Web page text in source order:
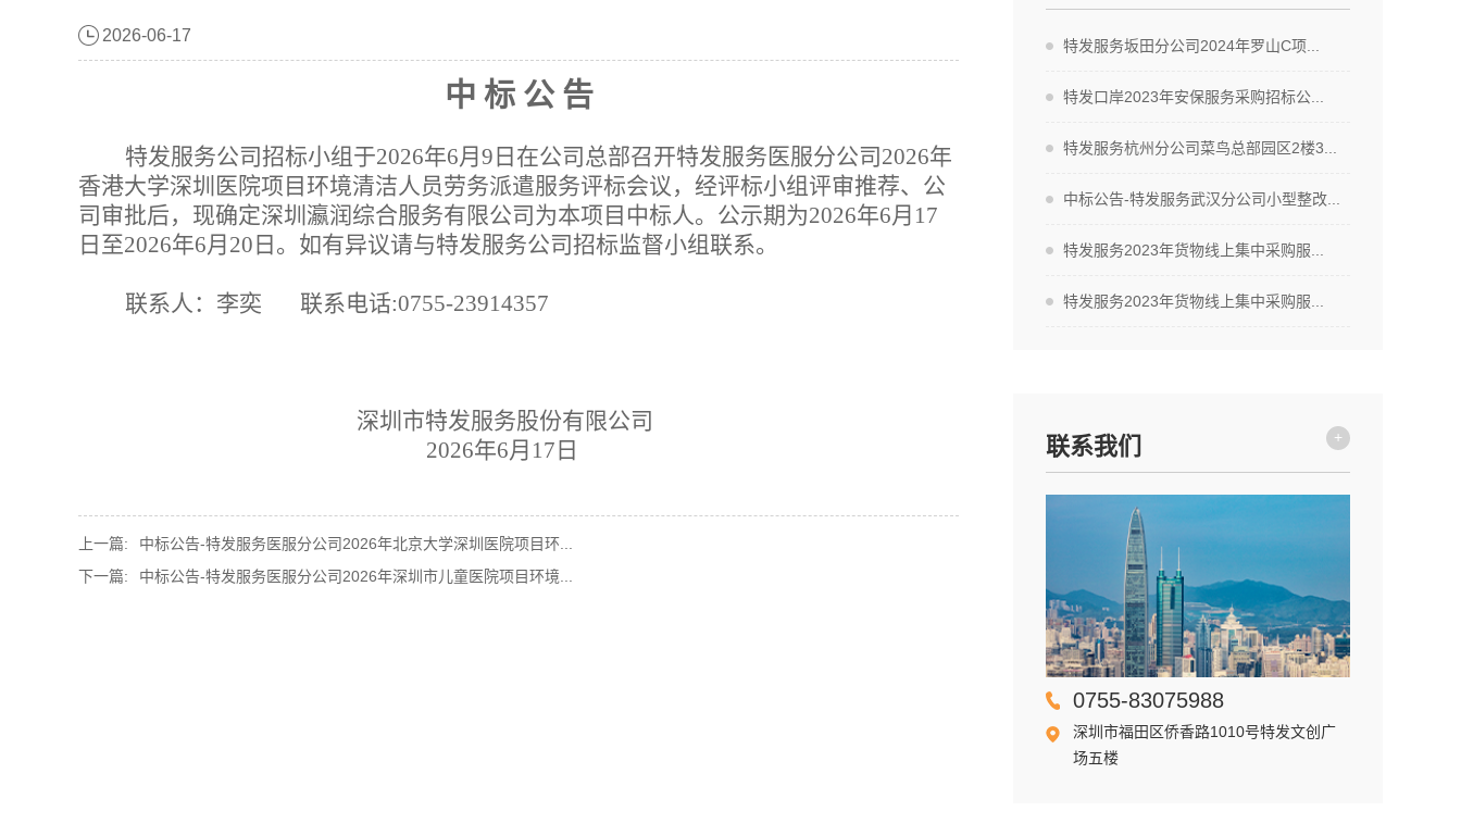
2026-06-17
中 标 公 告
特发服务公司招标小组于2026年6月 9 日在公司总部召开特发服务医服分公司 2026年
香港大学深圳医院项目环境清洁人员劳务派遣服务评标会议，经评标小组评审推荐、公
司审批后，现确定深圳瀛润综合服务有限公司为本项目中标人。公示期为2026年6月 17
日 至2026年6月 20 日。如有异议请与特发服务公司招标监督小组联系。
联系人： 李奕 联系电话:0755-23914357
深圳市特发服务股份有限公司
2026年6月 17 日
上一篇:
中标公告-特发服务医服分公司2026年北京大学深圳医院项目环...
下一篇:
中标公告-特发服务医服分公司2026年深圳市儿童医院项目环境...
特发服务坂田分公司2024年罗山C项...
特发口岸2023年安保服务采购招标公...
特发服务杭州分公司菜鸟总部园区2楼3...
中标公告-特发服务武汉分公司小型整改...
特发服务2023年货物线上集中采购服...
特发服务2023年货物线上集中采购服...
联系我们 +
0755-83075988
深圳市福田区侨香路1010号特发文创广
场五楼